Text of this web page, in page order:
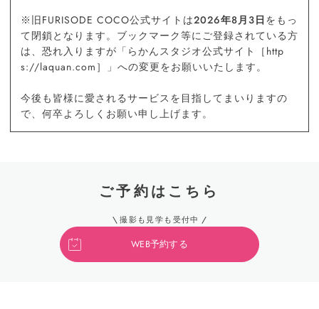
※旧FURISODE COCO公式サイトは2026年8月3日 をもっ
て閉鎖となります。ブックマーク等にご登録されている方
は、恐れ入りますが「らかんスタジオ公式サイト［http
s://laquan.com］」への変更をお願いいたします。
今後も皆様に愛されるサービスを目指してまいりますの
で、何卒よろしくお願い申し上げます。
ご予約はこちら
撮影も見学も受付中
WEB予約する